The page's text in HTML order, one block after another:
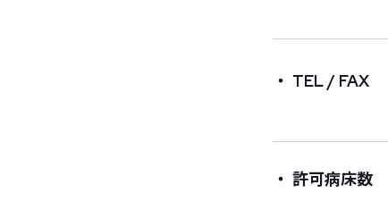
・ TEL / FAX
・ 許可病床数